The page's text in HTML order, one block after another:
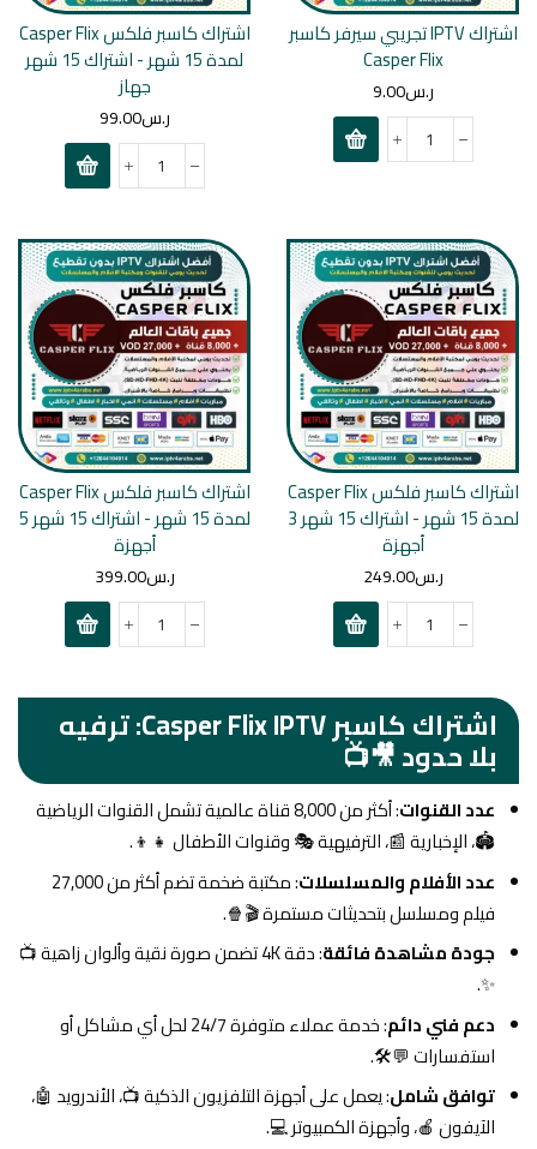
اشتراك IPTV تجريبي سيرفر كاسبر
Casper Flix
ر.س9.00
اشتراك كاسبر فلكس Casper Flix
لمدة 15 شهر - اشتراك 15 شهر
جهاز
ر.س99.00
اشتراك كاسبر فلكس Casper Flix
لمدة 15 شهر - اشتراك 15 شهر 3
أجهزة
ر.س249.00
اشتراك كاسبر فلكس Casper Flix
لمدة 15 شهر - اشتراك 15 شهر 5
أجهزة
ر.س399.00
اشتراك كاسبر Casper Flix IPTV: ترفيه
بلا حدود 🎥📺
عدد القنوات
: أكثر من 8,000 قناة عالمية تشمل القنوات الرياضية
🏟️، الإخبارية 📰، الترفيهية 🎭 وقنوات الأطفال 👧👦.
عدد الأفلام والمسلسلات
: مكتبة ضخمة تضم أكثر من 27,000
فيلم ومسلسل بتحديثات مستمرة 🎬🍿.
جودة مشاهدة فائقة
: دقة 4K تضمن صورة نقية وألوان زاهية 📺
✨.
دعم فني دائم
: خدمة عملاء متوفرة 24/7 لحل أي مشاكل أو
استفسارات 💬🛠️.
توافق شامل: يعمل على أجهزة التلفزيون الذكية 📺، الأندرويد 🤖،
الآيفون 🍎، وأجهزة الكمبيوتر 💻.